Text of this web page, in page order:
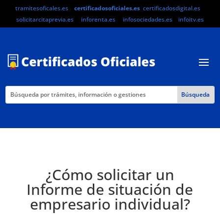
tramitesoficales.es certificadosoficiales.es certificadosdigital.es
solicitarcitaprevia.es
inforenta.es infosociedades.es infoitv.es
¿Cómo solicitar un
Informe de situación de
empresario individual?